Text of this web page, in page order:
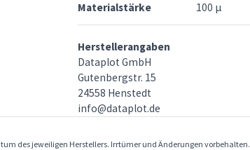
Materialstärke 100 µ
Herstellerangaben
Dataplot GmbH
Gutenbergstr. 15
24558 Henstedt
info@dataplot.de
des jeweiligen Herstellers. Irrtümer und Änderungen vorbehalten.